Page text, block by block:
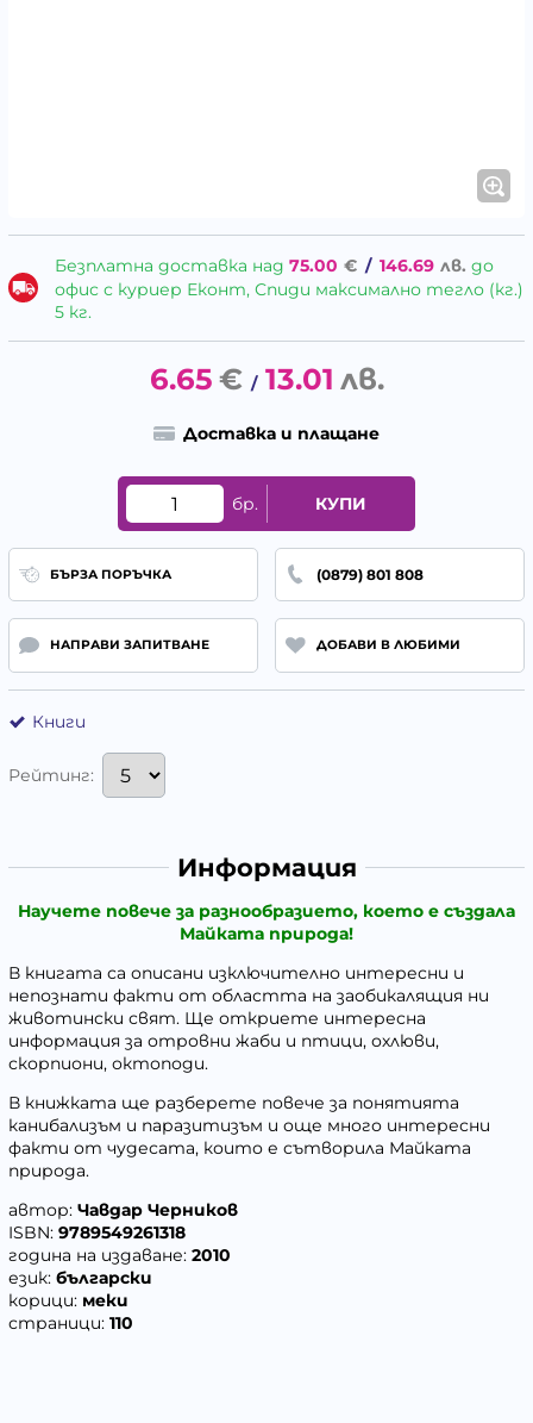
Безплатна доставка над 75.00 € / 146.69 лв. до
офис с куриер Еконт, Спиди максимално тегло (кг.)
5 кг.
6.65 € / 13.01 лв.
Доставка и плащане
бр. КУПИ
БЪРЗА ПОРЪЧКА (0879) 801 808
НАПРАВИ ЗАПИТВАНЕ ДОБАВИ В ЛЮБИМИ
Книги
Рейтинг:
Информация
Научете повече за разнообразието, което е създала
Майката природа!
В книгата са описани изключително интересни и
непознати факти от областта на заобикалящия ни
животински свят. Ще откриете интересна
информация за отровни жаби и птици, охлюви,
скорпиони, октоподи.
В книжката ще разберете повече за понятията
канибализъм и паразитизъм и още много интересни
факти от чудесата, които е сътворила Майката
природа.
автор: Чавдар Черников
ISBN: 9789549261318
година на издаване: 2010
език: български
корици: меки
страници: 110